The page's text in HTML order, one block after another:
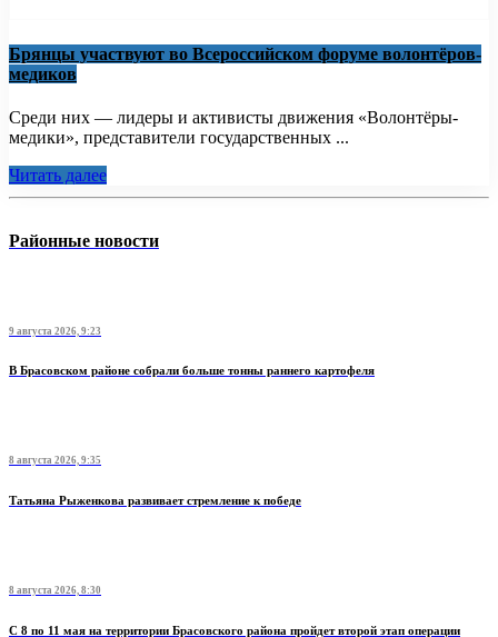
Брянцы участвуют во Всероссийском форуме волонтёров-
медиков
Среди них — лидеры и активисты движения «Волонтёры-
медики», представители государственных ...
Читать далее
Районные новости
9 августа 2026, 9:23
В Брасовском районе собрали больше тонны раннего картофеля
8 августа 2026, 9:35
Татьяна Рыженкова развивает стремление к победе
8 августа 2026, 8:30
С 8 по 11 мая на территории Брасовского района пройдет второй этап операции